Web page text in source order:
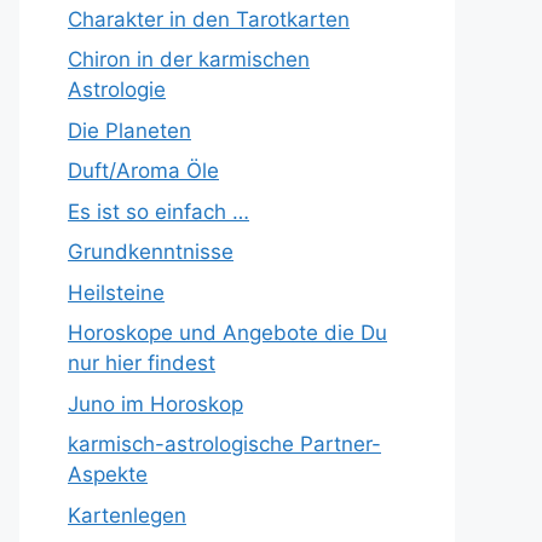
Charakter in den Tarotkarten
Chiron in der karmischen
Astrologie
Die Planeten
Duft/Aroma Öle
Es ist so einfach …
Grundkenntnisse
Heilsteine
Horoskope und Angebote die Du
nur hier findest
Juno im Horoskop
karmisch-astrologische Partner-
Aspekte
Kartenlegen